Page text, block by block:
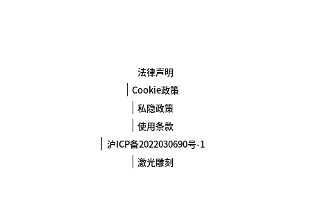
法律声明
Cookie政策
私隐政策
使用条款
沪ICP备2022030690号-1
激光雕刻